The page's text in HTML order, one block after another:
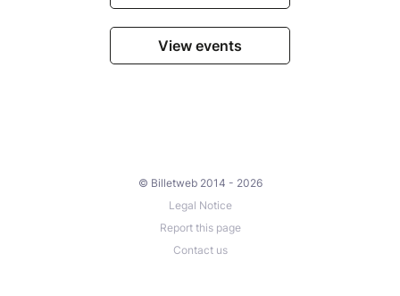
View events
© Billetweb 2014 - 2026
Legal Notice
Report this page
Contact us